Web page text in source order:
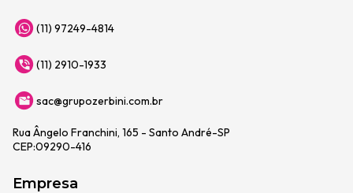
(11) 97249-4814
(11) 2910-1933
sac@grupozerbini.com.br
Rua Ângelo Franchini, 165 - Santo André-SP
CEP:09290-416
Empresa